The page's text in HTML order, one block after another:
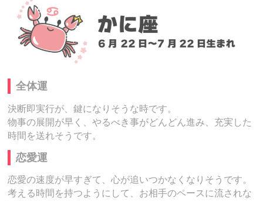
全体運
決断即実行が、鍵になりそうな時です。
物事の展開が早く、やるべき事がどんどん進み、充実した
時間を送れそうです。
恋愛運
恋愛の速度が早すぎて、心が追いつかなくなりそうです。
考える時間を持つようにして、お相手のペースに流されな